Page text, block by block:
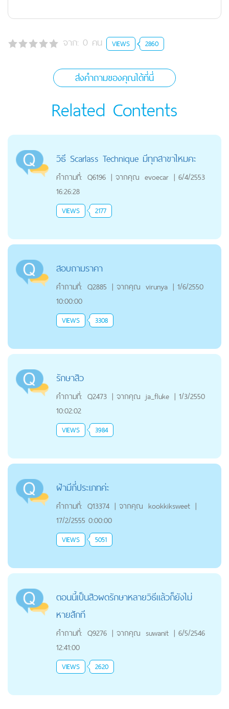
จาก: 0 คน VIEWS 2860
ส่งคำถามของคุณได้ที่นี่
Related Contents
วิธี Scarlass Technique มีทุกสาขาไหมคะ
คำถามที่: Q6196 | จากคุณ evoecar | 6/4/2553
16:26:28
VIEWS 2177
สอบถามราคา
คำถามที่: Q2885 | จากคุณ virunya | 1/6/2550
10:00:00
VIEWS 3308
รักษาสิว
คำถามที่: Q2473 | จากคุณ ja_fluke | 1/3/2550
10:02:02
VIEWS 3984
ฝ้ามีกี่ประเภทค่ะ
คำถามที่: Q13374 | จากคุณ kookkiksweet |
17/2/2555 0:00:00
VIEWS 5051
ตอนนี้เป็นสิวผดรักษาหลายวิธีแล้วก็ยังไม่
หายสักที
คำถามที่: Q9276 | จากคุณ suwanit | 6/5/2546
12:41:00
VIEWS 2620